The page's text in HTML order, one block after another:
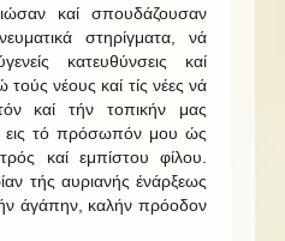
καί σπουδάζουσαν
στηρίγματα, νά
κατευθύνσεις καί
νέους καί τίς νέες νά
καί τήν τοπικήν μας
εις τό πρόσωπόν μου ώς
καί εμπίστου φίλου.
τής αυριανής ένάρξεως
άγάπην, καλήν πρόοδον